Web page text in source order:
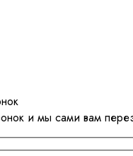
и мы сами вам